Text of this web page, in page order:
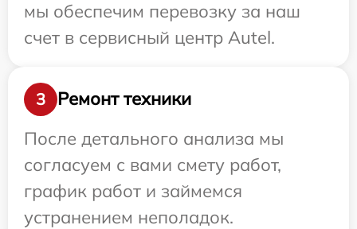
мы обеспечим перевозку за наш
счет в сервисный центр Autel.
3
Ремонт техники
После детального анализа мы
согласуем с вами смету работ,
график работ и займемся
устранением неполадок.